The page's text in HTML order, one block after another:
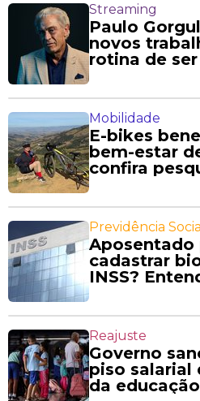
Streaming
Paulo
novos
rotina de
Mobilidade
E-bikes
bem-estar
confira
Previdência Social
Aposentado
cadastrar
INSS?
Reajuste
Governo
piso salarial
da